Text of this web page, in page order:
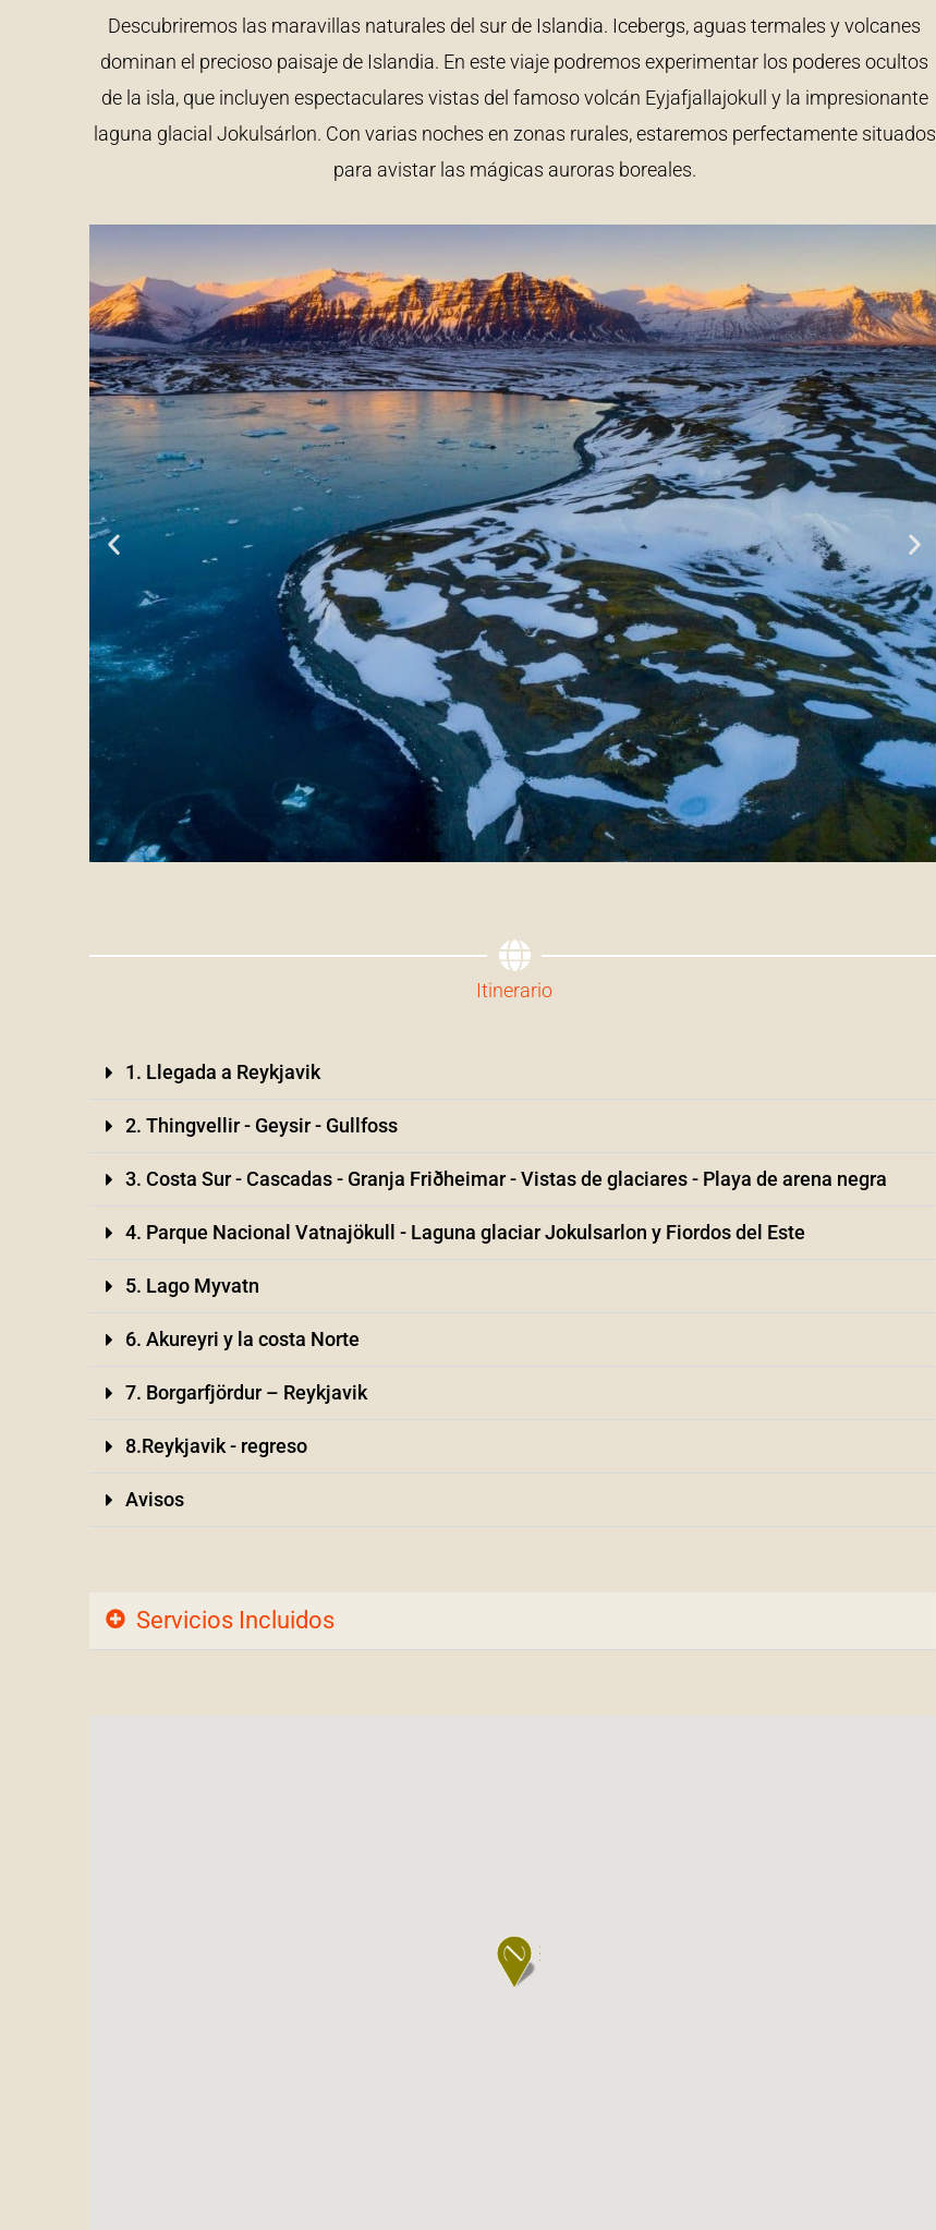
Descubriremos las maravillas naturales del sur de Islandia. Icebergs, aguas termales y volcanes
dominan el precioso paisaje de Islandia. En este viaje podremos experimentar los poderes ocultos
de la isla, que incluyen espectaculares vistas del famoso volcán Eyjafjallajokull y la impresionante
laguna glacial Jokulsárlon. Con varias noches en zonas rurales, estaremos perfectamente situados
para avistar las mágicas auroras boreales.
Itinerario
1. Llegada a Reykjavik
2. Thingvellir - Geysir - Gullfoss
3. Costa Sur - Cascadas - Granja Friðheimar - Vistas de glaciares - Playa de arena negra
4. Parque Nacional Vatnajökull - Laguna glaciar Jokulsarlon y Fiordos del Este
5. Lago Myvatn
6. Akureyri y la costa Norte
7. Borgarfjördur – Reykjavik
8.Reykjavik - regreso
Avisos
Servicios Incluidos